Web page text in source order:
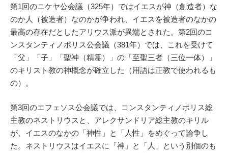
第1回のニケヤ公会議（325年）ではイエスが神（創造者）な
のか人（被造者）なのかが争われ、イエスを被造者のなかの
最高の存在だとしたアリウス派が異端とされた。第2回のコ
ンスタンティノポリス公会議（381年）では、これを受けて
「父」「子」「聖神（精霊）」の「至聖三者（三位一体）」
のキリスト教の神概念が確立した（用語は正教で使われるも
の）。
第3回のエフェソス公会議では、コンスタンティノポリス総
主教のネストリウスと、アレクサンドリア総主教のキリル
が、イエスのなかの「神性」と「人性」をめぐって論争し
た。ネストリウスはイエスに「神」と「人」という別個のも